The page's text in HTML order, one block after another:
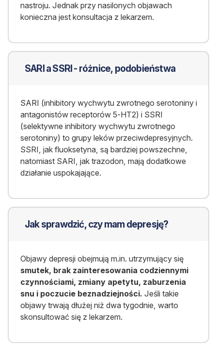
nastroju. Jednak przy nasilonych objawach
konieczna jest konsultacja z lekarzem.
SARI a SSRI - różnice, podobieństwa
SARI (inhibitory wychwytu zwrotnego serotoniny i
antagonistów receptorów 5-HT2) i SSRI
(selektywne inhibitory wychwytu zwrotnego
serotoniny) to grupy leków przeciwdepresyjnych.
SSRI, jak fluoksetyna, są bardziej powszechne,
natomiast SARI, jak trazodon, mają dodatkowe
działanie uspokajające.
Jak sprawdzić, czy mam depresję?
Objawy depresji obejmują m.in. utrzymujący się
smutek, brak zainteresowania codziennymi
czynnościami, zmiany apetytu, zaburzenia
snu i poczucie beznadziejności. Jeśli takie
objawy trwają dłużej niż dwa tygodnie, warto
skonsultować się z lekarzem.